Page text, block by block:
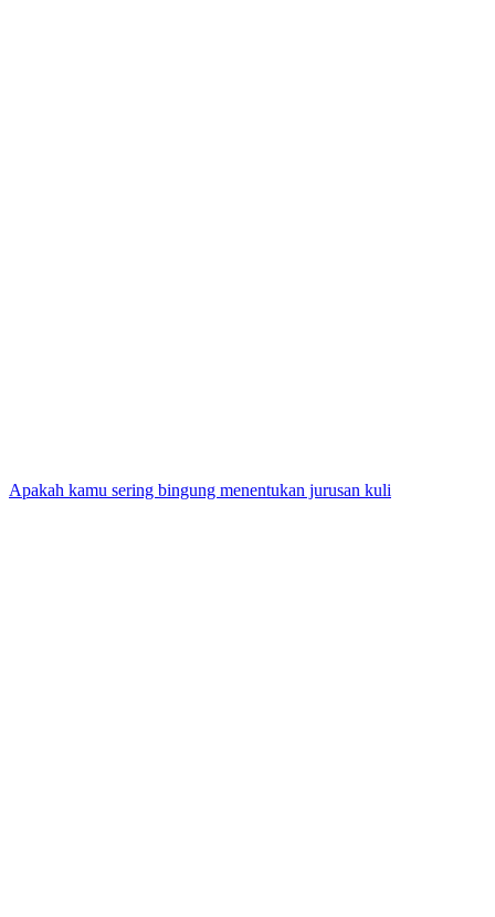
Apakah kamu sering bingung menentukan jurusan kuli